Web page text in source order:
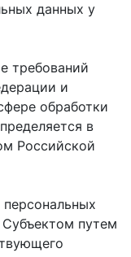
данных у
требований
и
обработки
в
Российской
персональных
путем